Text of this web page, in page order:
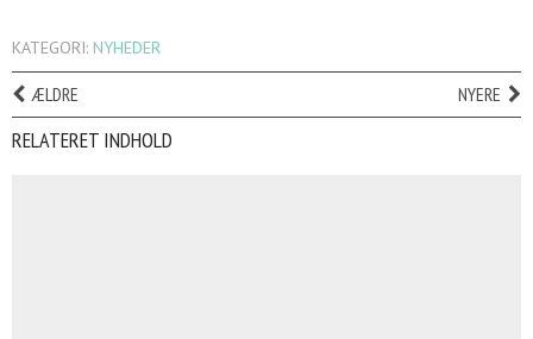
KATEGORI: NYHEDER
ÆLDRE NYERE
RELATERET INDHOLD